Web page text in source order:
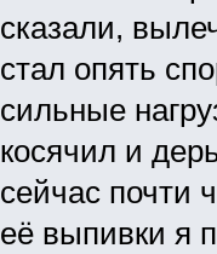
сказали,
стал опять
сильные
косячил и
сейчас почти
её выпивки я